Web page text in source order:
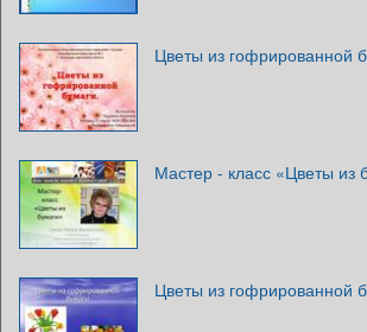
Цветы из гофрированной
Мастер - класс «Цветы из
Цветы из гофрированной